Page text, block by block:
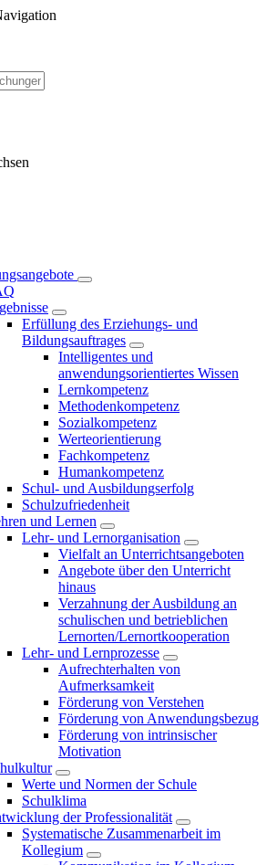
Erfüllung des Erziehungs- und
Bildungsauftrages
Intelligentes und
anwendungsorientiertes Wissen
Lernkompetenz
Methodenkompetenz
Sozialkompetenz
Werteorientierung
Fachkompetenz
Humankompetenz
Schul- und Ausbildungserfolg
Schulzufriedenheit
und Lernen
Lehr- und Lernorganisation
Vielfalt an Unterrichtsangeboten
Angebote über den Unterricht
hinaus
Verzahnung der Ausbildung an
schulischen und betrieblichen
Lernorten/Lernortkooperation
Lehr- und Lernprozesse
Aufrechterhalten von
Aufmerksamkeit
Förderung von Verstehen
Förderung von Anwendungsbezug
Förderung von intrinsischer
Motivation
Werte und Normen der Schule
Schulklima
der Professionalität
Systematische Zusammenarbeit im
Kollegium